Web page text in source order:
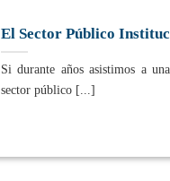
El Sector Público
Si durante años asistimos a
sector público [...]